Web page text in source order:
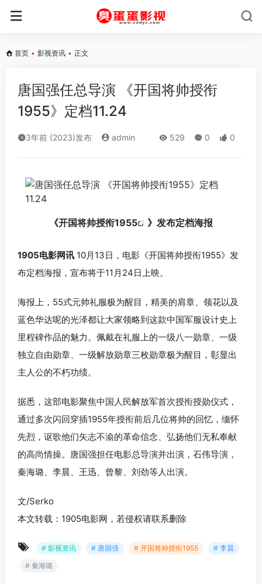
首页 • 影视资讯 • 正文
唐国强任总导演 《开国将帅授衔
1955》定档11.24
3年前 (2023)发布 admin 529 0 0
《开国将帅授衔1955 》发布定档海报
1905电影网讯 10月13日，电影《开国将帅授衔1955》发
布定档海报，宣布将于11月24日上映。
海报上，55式元帅礼服极为醒目，精美的肩章、领花以及
蓝色华达呢的光泽都让大家领略到这款中国军服设计史上
里程碑作品的魅力。佩戴在礼服上的一级八一勋章、一级
独立自由勋章、一级解放勋章三枚勋章极为醒目，彰显出
主人公的不朽功绩。
据悉，这部电影聚焦中国人民解放军首次授衔授勋仪式，
通过多次闪回穿插1955年授衔前后几位将帅的回忆，缅怀
先烈，讴歌他们矢志不渝的革命信念、弘扬他们无私奉献
的高尚情操。 唐国强担任电影总导演并出演，石伟导演，
秦海璐、李晨、王迅、曾黎、刘劲等人出演。
文/Serko
本文转载：1905电影网，若侵权请联系删除
# 影视资讯 # 唐国强 # 开国将帅授衔1955
# 李晨
# 秦海璐